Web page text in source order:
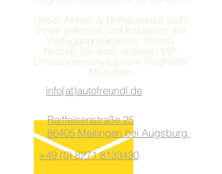
Unser Abhol- & Bringservice steht
Ihnen jederzeit und kostenlos zur
Verfügung (Umkreis 10 km).
Nutzen Sie auch unseren VIP-
Limousinenservice vom Flughafen
München.
info(at)autofreundl.de
Raiffeisenstraße 25
86405 Meitingen bei Augsburg
+49 (0) 8271 8133430